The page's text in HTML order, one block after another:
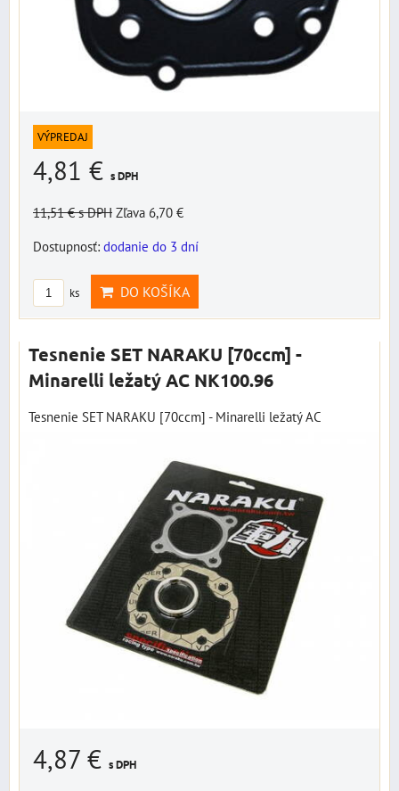
VÝPREDAJ
4,81 € s DPH
11,51 €s DPH Zľava 6,70 €
Dostupnosť: dodanie do 3 dní
ks DO KOŠÍKA
Tesnenie SET NARAKU [70ccm] -
Minarelli ležatý AC NK100.96
Tesnenie SET NARAKU [70ccm] - Minarelli ležatý AC
4,87 € s DPH